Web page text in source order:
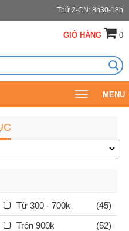
Thứ 2-CN: 8h30-18h
GIỎ HÀNG 0
Toggle
navigation
MENU
Từ 300 - 700k
(45)
Trên 900k
(52)